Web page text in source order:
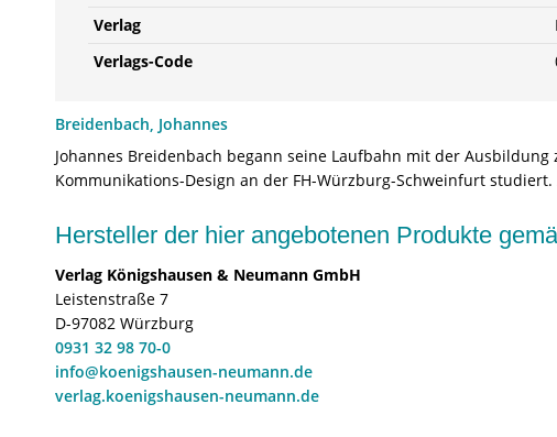
Verlag
Verlags-Code
Breidenbach, Johannes
Johannes Breidenbach begann seine Laufbahn mit der
Kommunikations-Design an der FH-Würzburg-Schweinfurt
Hersteller der hier angebotenen Produkte
Verlag Königshausen & Neumann GmbH
Leistenstraße 7
D-97082 Würzburg
0931 32 98 70-0
info@koenigshausen-neumann.de
verlag.koenigshausen-neumann.de